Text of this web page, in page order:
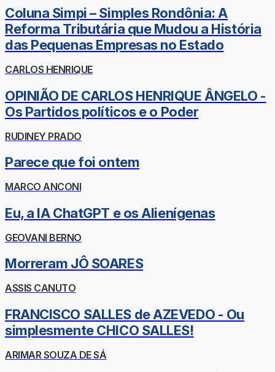
Coluna Simpi – Simples Rondônia: A
Reforma Tributária que Mudou a História
das Pequenas Empresas no Estado
CARLOS HENRIQUE
OPINIÃO DE CARLOS HENRIQUE ÂNGELO -
Os Partidos políticos e o Poder
RUDINEY PRADO
Parece que foi ontem
MARCO ANCONI
Eu, a IA ChatGPT e os Alienígenas
GEOVANI BERNO
Morreram JÔ SOARES
ASSIS CANUTO
FRANCISCO SALLES de AZEVEDO - Ou
simplesmente CHICO SALLES!
ARIMAR SOUZA DE SÁ